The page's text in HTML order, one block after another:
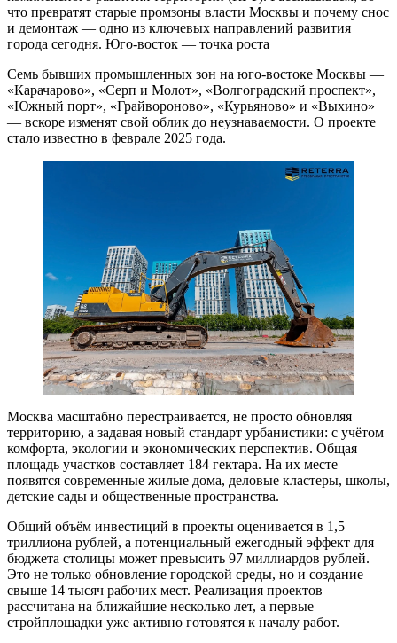
что превратят старые промзоны власти Москвы и почему снос
и демонтаж — одно из ключевых направлений развития
города сегодня. Юго-восток — точка роста
Семь бывших промышленных зон на юго-востоке Москвы —
«Карачарово», «Серп и Молот», «Волгоградский проспект»,
«Южный порт», «Грайвороново», «Курьяново» и «Выхино»
— вскоре изменят свой облик до неузнаваемости. О проекте
стало известно в феврале 2025 года.
Москва масштабно перестраивается, не просто обновляя
территорию, а задавая новый стандарт урбанистики: с учётом
комфорта, экологии и экономических перспектив. Общая
площадь участков составляет 184 гектара. На их месте
появятся современные жилые дома, деловые кластеры, школы,
детские сады и общественные пространства.
Общий объём инвестиций в проекты оценивается в 1,5
триллиона рублей, а потенциальный ежегодный эффект для
бюджета столицы может превысить 97 миллиардов рублей.
Это не только обновление городской среды, но и создание
свыше 14 тысяч рабочих мест. Реализация проектов
рассчитана на ближайшие несколько лет, а первые
стройплощадки уже активно готовятся к началу работ.